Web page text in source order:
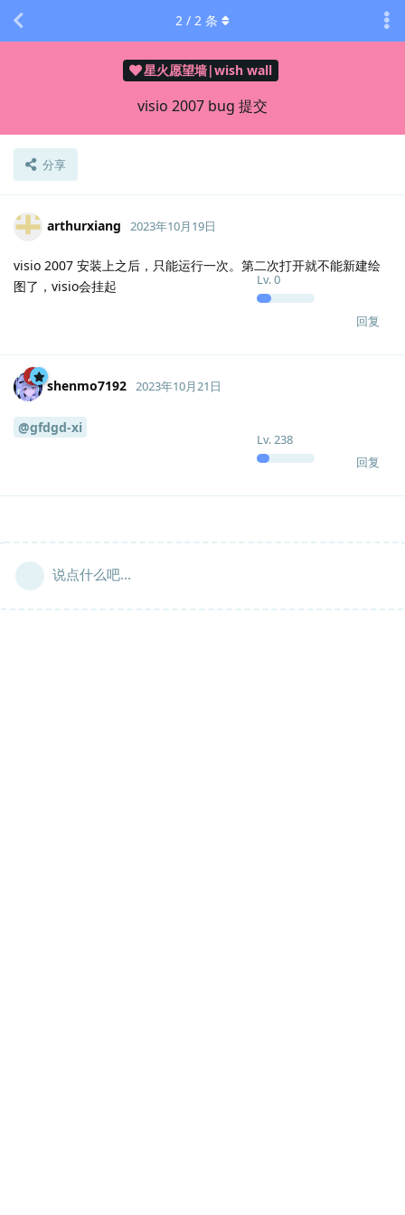
星火愿望墙|wish wall
visio 2007 bug 提交
分享
2 / 2 条
arthurxiang
Lv.0
2023年10月19日
visio 2007 安装上之后，只能运行一次。第二次打开就不能新建绘
图了，visio会挂起
回复
shenmo7192
Lv.238
2023年10月21日
@gfdgd-xi
回复
说点什么吧...